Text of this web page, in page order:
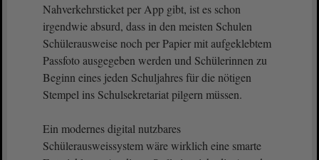
Nahverkehrsticket per App gibt, ist es schon
irgendwie absurd, dass in den meisten Schulen
Schülerausweise noch per Papier mit aufgeklebtem
Passfoto ausgegeben werden und Schülerinnen zu
Beginn eines jeden Schuljahres für die nötigen
Stempel ins Schulsekretariat pilgern müssen.
Ein modernes digital nutzbares
Schülerausweissystem wäre wirklich eine smarte